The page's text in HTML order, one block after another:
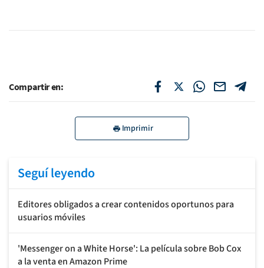
Compartir en:
Imprimir
Seguí leyendo
Editores obligados a crear contenidos oportunos para
usuarios móviles
'Messenger on a White Horse': La película sobre Bob Cox
a la venta en Amazon Prime